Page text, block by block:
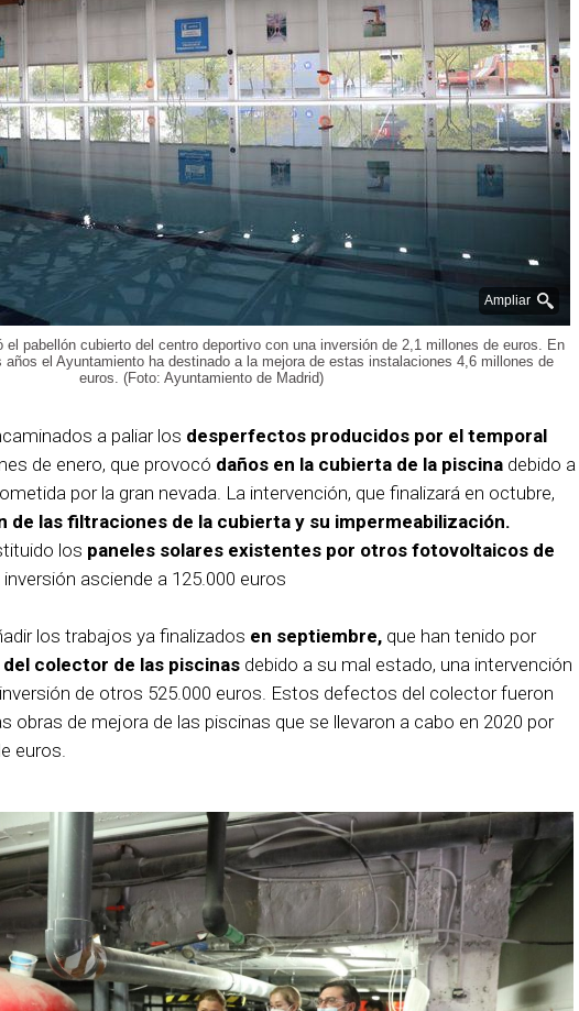
Ampliar
el pabellón cubierto del centro deportivo con una inversión de 2,1 millones de euros. En
el Ayuntamiento ha destinado a la mejora de estas instalaciones 4,6 millones de
euros. (Foto: Ayuntamiento de Madrid)
a paliar los desperfectos producidos por el temporal
de enero, que provocó daños en la cubierta de la piscina debido a
por la gran nevada. La intervención, que finalizará en octubre,
de las filtraciones de la cubierta y su impermeabilización.
los paneles solares existentes por otros fotovoltaicos de
inversión asciende a 125.000 euros
los trabajos ya finalizados en septiembre, que han tenido por
colector de las piscinas debido a su mal estado, una intervención
de otros 525.000 euros. Estos defectos del colector fueron
obras de mejora de las piscinas que se llevaron a cabo en 2020 por
euros.